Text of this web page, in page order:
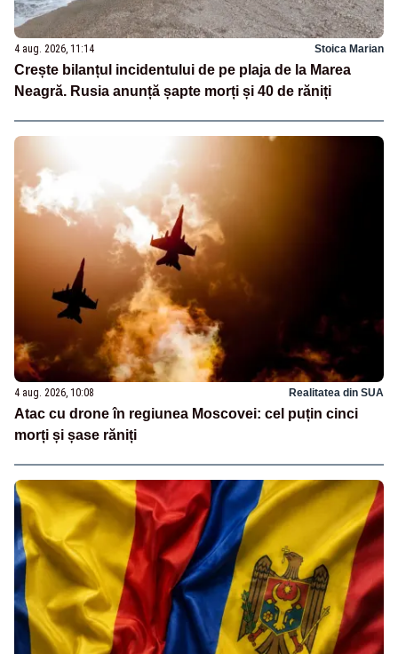
4 aug. 2026, 11:14 Stoica Marian
Crește bilanțul incidentului de pe plaja de la Marea
Neagră. Rusia anunță șapte morți și 40 de răniți
4 aug. 2026, 10:08 Realitatea din SUA
Atac cu drone în regiunea Moscovei: cel puțin cinci
morți și șase răniți